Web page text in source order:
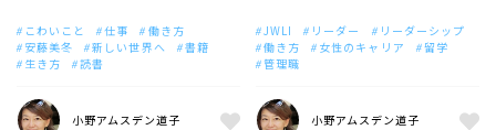
こわいこと 仕事
働き方
安藤美冬
新しい世界へ
書籍
生き方
読書
小野アムスデン道子
JWLI リーダー
リーダーシップ
働き方
女性のキャリア
留学
管理職
小野アムスデン道子